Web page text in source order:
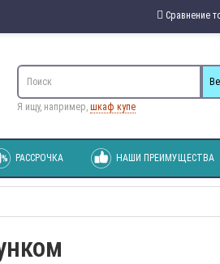
Сравнение
Я ищу, например, шкаф купе
РАССРОЧКА НАШИ ПРЕИМУЩЕСТВА